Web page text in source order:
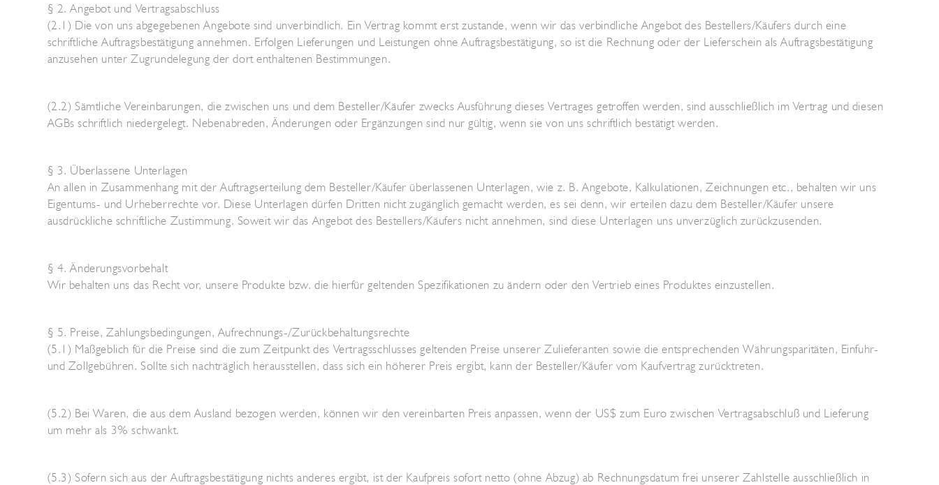
§ 2. Angebot und Vertragsabschluss
(2.1) Die von uns abgegebenen Angebote sind unverbindlich. Ein Vertrag kommt erst zustande, wenn wir das verbindliche Angebot des Bestellers/Käufers durch eine
schriftliche Auftragsbestätigung annehmen. Erfolgen Lieferungen und Leistungen ohne Auftragsbestätigung, so ist die Rechnung oder der Lieferschein als Auftragsbestätigung
anzusehen unter Zugrundelegung der dort enthaltenen Bestimmungen.
(2.2) Sämtliche Vereinbarungen, die zwischen uns und dem Besteller/Käufer zwecks Ausführung dieses Vertrages getroffen werden, sind ausschließlich im Vertrag und diesen
AGBs schriftlich niedergelegt. Nebenabreden, Änderungen oder Ergänzungen sind nur gültig, wenn sie von uns schriftlich bestätigt werden.
§ 3. Überlassene Unterlagen
An allen in Zusammenhang mit der Auftragserteilung dem Besteller/Käufer überlassenen Unterlagen, wie z. B. Angebote, Kalkulationen, Zeichnungen etc., behalten wir uns
Eigentums- und Urheberrechte vor. Diese Unterlagen dürfen Dritten nicht zugänglich gemacht werden, es sei denn, wir erteilen dazu dem Besteller/Käufer unsere
ausdrückliche schriftliche Zustimmung. Soweit wir das Angebot des Bestellers/Käufers nicht annehmen, sind diese Unterlagen uns unverzüglich zurückzusenden.
§ 4. Änderungsvorbehalt
Wir behalten uns das Recht vor, unsere Produkte bzw. die hierfür geltenden Spezifikationen zu ändern oder den Vertrieb eines Produktes einzustellen.
§ 5. Preise, Zahlungsbedingungen, Aufrechnungs-/Zurückbehaltungsrechte
(5.1) Maßgeblich für die Preise sind die zum Zeitpunkt des Vertragsschlusses geltenden Preise unserer Zulieferanten sowie die entsprechenden Währungsparitäten, Einfuhr-
und Zollgebühren. Sollte sich nachträglich herausstellen, dass sich ein höherer Preis ergibt, kann der Besteller/Käufer vom Kaufvertrag zurücktreten.
(5.2) Bei Waren, die aus dem Ausland bezogen werden, können wir den vereinbarten Preis anpassen, wenn der US$ zum Euro zwischen Vertragsabschluß und Lieferung
um mehr als 3% schwankt.
(5.3) Sofern sich aus der Auftragsbestätigung nichts anderes ergibt, ist der Kaufpreis sofort netto (ohne Abzug) ab Rechnungsdatum frei unserer Zahlstelle ausschließlich in